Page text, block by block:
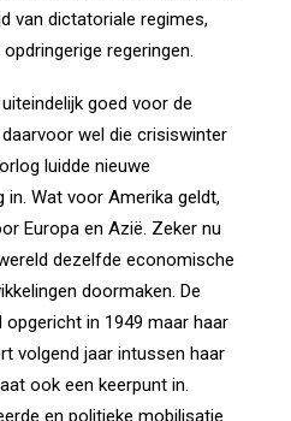
van dictatoriale regimes,
regeringen.
goed voor de
wel die crisiswinter
luidde nieuwe
Wat voor Amerika geldt,
Europa en Azië. Zeker nu
dezelfde economische
doormaken. De
opgericht in 1949 maar haar
volgend jaar intussen haar
ook een keerpunt in.
en politieke mobilisatie